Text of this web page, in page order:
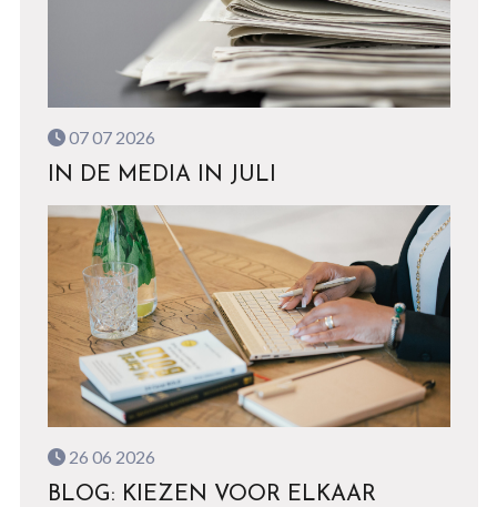
07 07 2026
IN DE MEDIA IN JULI
26 06 2026
BLOG: KIEZEN VOOR ELKAAR